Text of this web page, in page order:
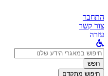
התחבר
צור קשר
עזרה
לחפש
ב:חפש
חיפוש מתקדם